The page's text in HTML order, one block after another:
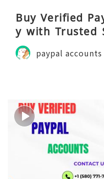
Buy Verified
y with Trusted
e
paypal accounts